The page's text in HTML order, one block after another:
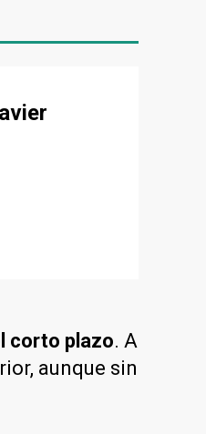
corto plazo. A
aunque sin